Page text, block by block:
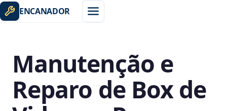
ENCANADOR
Manutenção e
Reparo de Box de